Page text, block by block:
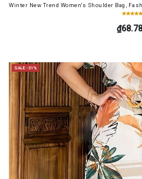
Winter New Trend Women's Shoulder Bag,
SALE -31%